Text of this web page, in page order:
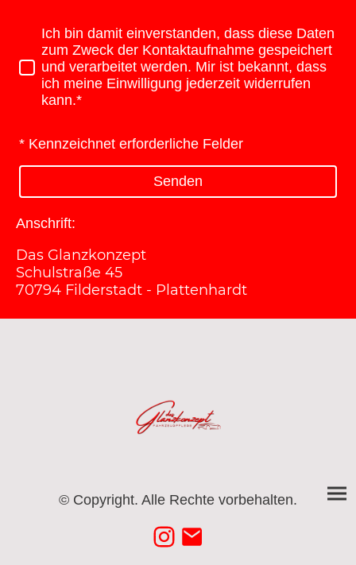
Ich bin damit einverstanden, dass diese Daten
zum Zweck der Kontaktaufnahme gespeichert
und verarbeitet werden. Mir ist bekannt, dass
ich meine Einwilligung jederzeit widerrufen
kann.*
* Kennzeichnet erforderliche Felder
Senden
Anschrift:
Das Glanzkonzept
Schulstraße 45
70794 Filderstadt - Plattenhardt
© Copyright. Alle Rechte vorbehalten.